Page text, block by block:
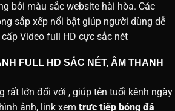
bởi màu sắc website hài hòa. Các
sắp xếp nổi bật giúp người dùng dễ
Video full HD cực sắc nét
FULL HD SẮC NÉT, ÂM THANH
rất lớn đối với , giúp tên tuổi kênh ngày
ảnh, link xem trực tiếp bóng đá